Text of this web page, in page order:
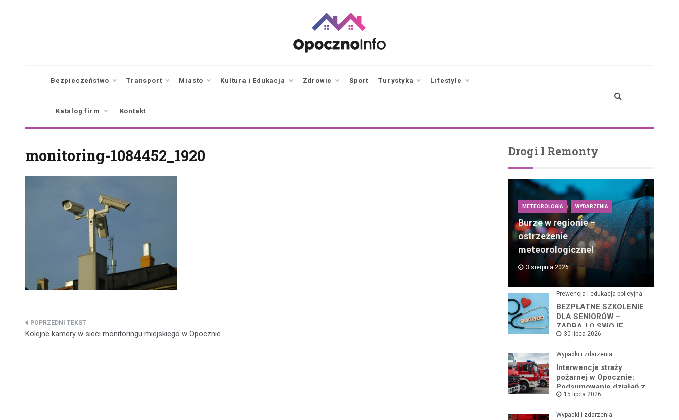
Bezpieczeństwo Transport Miasto Kultura i Edukacja Zdrowie Sport Turystyka Lifestyle
Katalog firm Kontakt
monitoring-1084452_1920
Nawigacja
Kolejne kamery w sieci monitoringu miejskiego w Opocznie
Drogi I Remonty
METEOROLOGIA WYDARZENIA
Burze w regionie –
ostrzeżenie
meteorologiczne!
3 sierpnia 2026
Prewencja i edukacja policyjna
BEZPŁATNE SZKOLENIE
DLA SENIORÓW –
ZADBAJ O SWOJE
BEZPIECZEŃSTWO
30 lipca 2026
Wypadki i zdarzenia
Interwencje straży
pożarnej w Opocznie:
Podsumowanie działań z
lipca 2026 roku
15 lipca 2026
Wypadki i zdarzenia